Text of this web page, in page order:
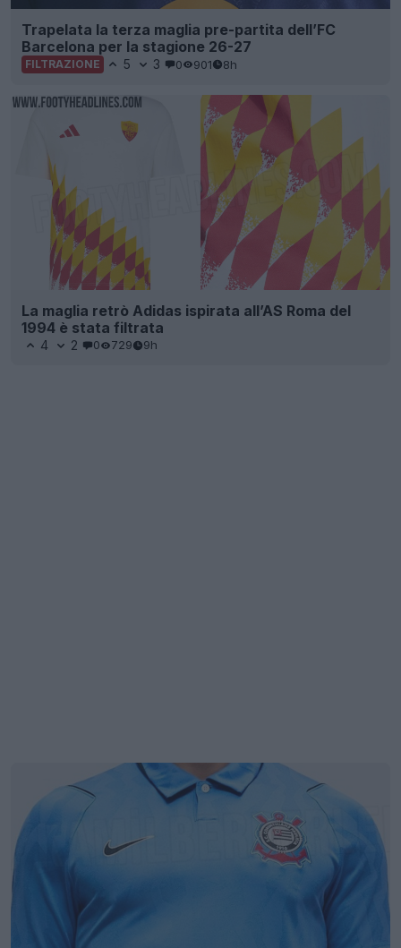
Trapelata la terza maglia pre-partita dell’FC
Barcelona per la stagione 26-27
FILTRAZIONE 5 3 0 901 8h
La maglia retrò Adidas ispirata all’AS Roma del
1994 è stata filtrata
4 2 0 729 9h